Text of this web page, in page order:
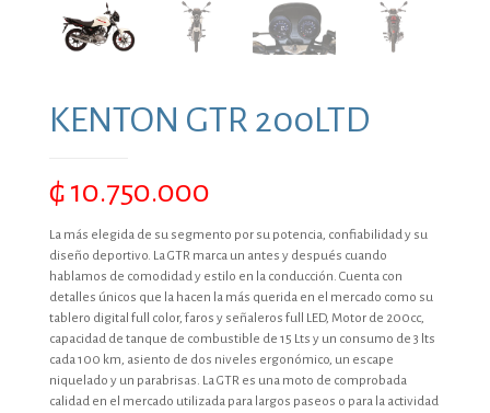
KENTON GTR 200LTD
₲ 10.750.000
La más elegida de su segmento por su potencia, confiabilidad y su
diseño deportivo. La GTR marca un antes y después cuando
hablamos de comodidad y estilo en la conducción. Cuenta con
detalles únicos que la hacen la más querida en el mercado como su
tablero digital full color, faros y señaleros full LED, Motor de 200cc,
capacidad de tanque de combustible de 15 Lts y un consumo de 3 lts
cada 100 km, asiento de dos niveles ergonómico, un escape
niquelado y un parabrisas. La GTR es una moto de comprobada
calidad en el mercado utilizada para largos paseos o para la actividad